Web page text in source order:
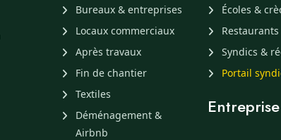
Bureaux & entreprises
Locaux commerciaux
Après travaux
Fin de chantier
Textiles
Déménagement &
Airbnb
Écoles &
Restaurants
Syndics &
Portail
Entreprise